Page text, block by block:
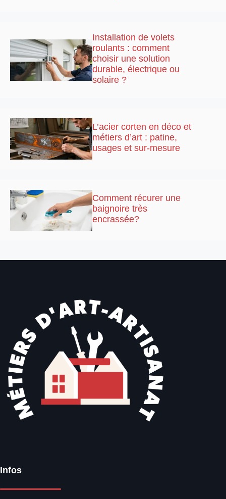
Installation de volets
roulants : comment
choisir une solution
durable, électrique ou
solaire ?
L’acier corten en déco et
métiers d’art : patine,
usages et sur-mesure
Comment récurer une
baignoire très
encrassée?
Infos